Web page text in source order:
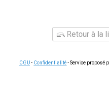
Retour à la
CGU - Confidentialité- Service proposé